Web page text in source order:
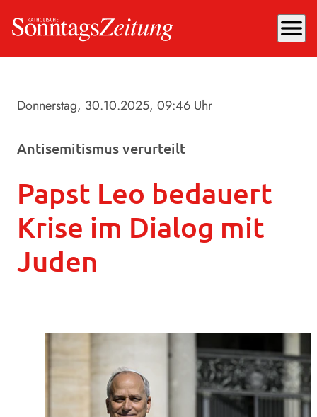
menu
Donnerstag, 30.10.2025, 09:46 Uhr
Antisemitismus verurteilt
Papst Leo bedauert
Krise im Dialog mit
Juden